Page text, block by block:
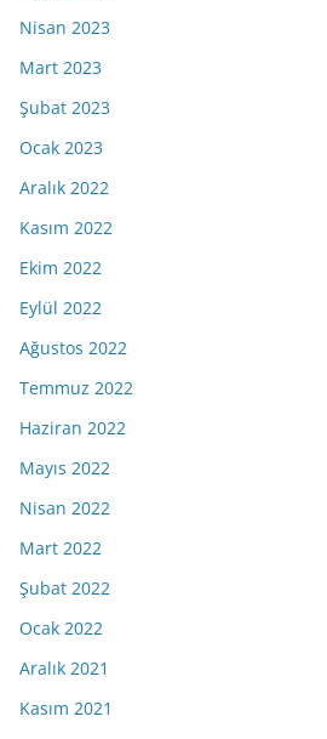
Nisan 2023
Mart 2023
Şubat 2023
Ocak 2023
Aralık 2022
Kasım 2022
Ekim 2022
Eylül 2022
Ağustos 2022
Temmuz 2022
Haziran 2022
Mayıs 2022
Nisan 2022
Mart 2022
Şubat 2022
Ocak 2022
Aralık 2021
Kasım 2021